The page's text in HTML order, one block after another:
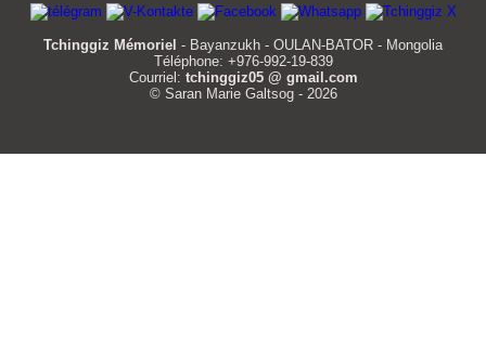
Tchinggiz Mémoriel - Bayanzukh - OULAN-BATOR - Mongolia
Téléphone: +976-992-19-839
Courriel: tchinggiz05 @ gmail.com
© Saran Marie Galtsog - 2026